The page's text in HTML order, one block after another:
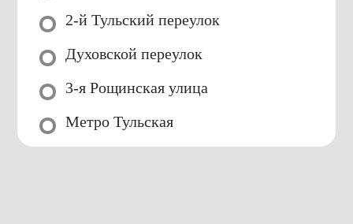
2-й Тульский переулок
Духовской переулок
3-я Рощинская улица
Метро Тульская